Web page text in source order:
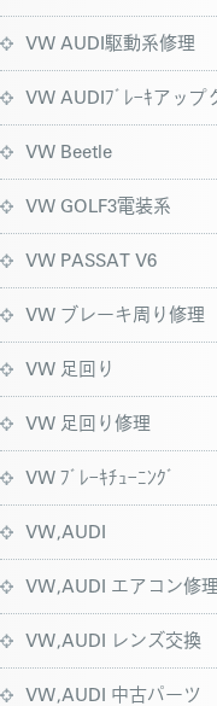
VW AUDI駆動系修理
VW AUDIﾌﾞﾚｰｷアップ
VW Beetle
VW GOLF3電装系
VW PASSAT V6
VW ブレーキ周り修理
VW 足回り
VW 足回り修理
VW ﾌﾞﾚｰｷﾁｭｰﾆﾝｸﾞ
VW,AUDI
VW,AUDI エアコン修理
VW,AUDI レンズ交換
VW,AUDI 中古パーツ